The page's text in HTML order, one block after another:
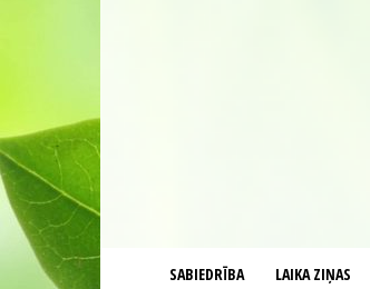
SABIEDRĪBA LAIKA ZIŅAS